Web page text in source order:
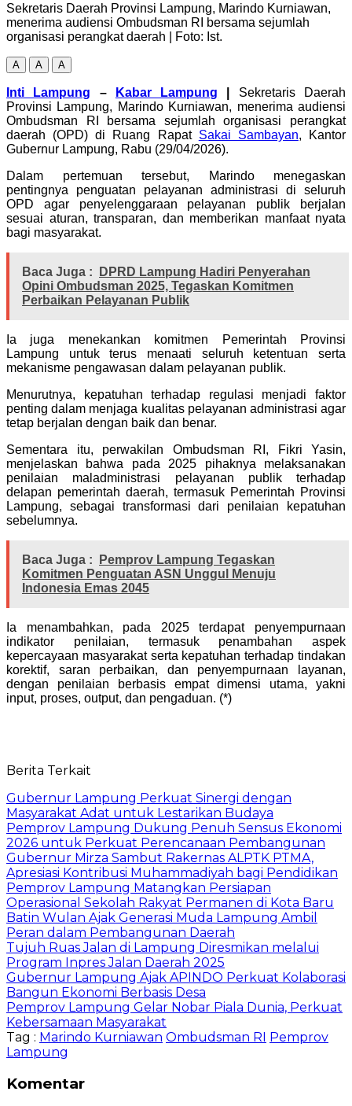
Sekretaris Daerah Provinsi Lampung, Marindo Kurniawan,
menerima audiensi Ombudsman RI bersama sejumlah
organisasi perangkat daerah | Foto: Ist.
A A A
Inti Lampung – Kabar Lampung
Sekretaris Daerah
Provinsi Lampung, Marindo Kurniawan, menerima audiensi
Ombudsman RI bersama sejumlah organisasi perangkat
daerah (OPD) di Ruang Rapat Sakai Sambayan, Kantor
Gubernur Lampung, Rabu (29/04/2026).
Dalam pertemuan tersebut, Marindo menegaskan
pentingnya penguatan pelayanan administrasi di seluruh
OPD agar penyelenggaraan pelayanan publik berjalan
sesuai aturan, transparan, dan memberikan manfaat nyata
bagi masyarakat.
Baca Juga :
DPRD Lampung Hadiri Penyerahan
Opini Ombudsman 2025, Tegaskan Komitmen
Perbaikan Pelayanan Publik
Ia juga menekankan komitmen Pemerintah Provinsi
Lampung untuk terus menaati seluruh ketentuan serta
mekanisme pengawasan dalam pelayanan publik.
Menurutnya, kepatuhan terhadap regulasi menjadi faktor
penting dalam menjaga kualitas pelayanan administrasi agar
tetap berjalan dengan baik dan benar.
Sementara itu, perwakilan Ombudsman RI, Fikri Yasin,
menjelaskan bahwa pada 2025 pihaknya melaksanakan
penilaian maladministrasi pelayanan publik terhadap
delapan pemerintah daerah, termasuk Pemerintah Provinsi
Lampung, sebagai transformasi dari penilaian kepatuhan
sebelumnya.
Baca Juga :
Pemprov Lampung Tegaskan
Komitmen Penguatan ASN Unggul Menuju
Indonesia Emas 2045
Ia menambahkan, pada 2025 terdapat penyempurnaan
indikator penilaian, termasuk penambahan aspek
kepercayaan masyarakat serta kepatuhan terhadap tindakan
korektif, saran perbaikan, dan penyempurnaan layanan,
dengan penilaian berbasis empat dimensi utama, yakni
input, proses, output, dan pengaduan. (*)
Berita Terkait
Gubernur Lampung Perkuat Sinergi dengan
Masyarakat Adat untuk Lestarikan Budaya
Pemprov Lampung Dukung Penuh Sensus Ekonomi
2026 untuk Perkuat Perencanaan Pembangunan
Gubernur Mirza Sambut Rakernas ALPTK PTMA,
Apresiasi Kontribusi Muhammadiyah bagi Pendidikan
Pemprov Lampung Matangkan Persiapan
Operasional Sekolah Rakyat Permanen di Kota Baru
Batin Wulan Ajak Generasi Muda Lampung Ambil
Peran dalam Pembangunan Daerah
Tujuh Ruas Jalan di Lampung Diresmikan melalui
Program Inpres Jalan Daerah 2025
Gubernur Lampung Ajak APINDO Perkuat Kolaborasi
Bangun Ekonomi Berbasis Desa
Pemprov Lampung Gelar Nobar Piala Dunia, Perkuat
Kebersamaan Masyarakat
Tag : Marindo Kurniawan Ombudsman RI Pemprov
Lampung
Komentar